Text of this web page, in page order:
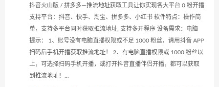
抖音火山版 / 拼多多—推流地址获取工具让你实现各大平台 0 粉开播
支持平台：抖音、快手、淘宝、拼多多、小红书 软件特点：操作简
单，支持多平台同时获取推流地址, 支持多开程序 设备需求：电脑
提示： 1、账号没有电脑直播权限或不足 1000 粉丝，请用抖音 APP
扫码后手机开播获取推流地址！ 2、有电脑直播权限或 1000 粉丝以
上，可选择扫码手机开播，或打开抖音直播伴侣开播，都可以获取
到推流地址！...